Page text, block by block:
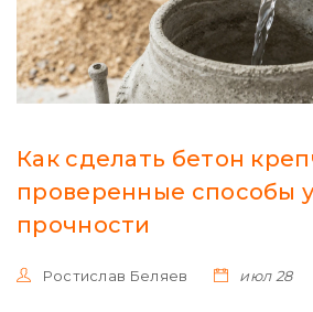
Как сделать бетон
проверенные способы
прочности
Ростислав Беляев июл 28